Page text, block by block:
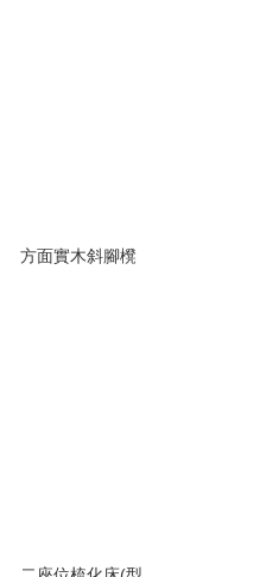
方面實木斜腳櫈